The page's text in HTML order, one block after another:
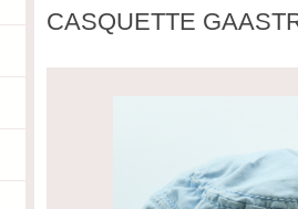
CASQUETTE